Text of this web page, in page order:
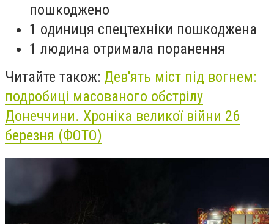
пошкоджено
1 одиниця спецтехніки пошкоджена
1 людина отримала поранення
Читайте також: Дев'ять міст під вогнем:
подробиці масованого обстрілу
Донеччини. Хроніка великої війни 26
березня (ФОТО)